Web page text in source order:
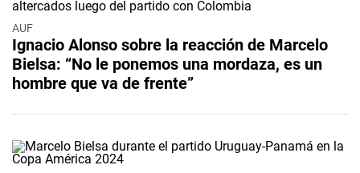
AUF
Ignacio Alonso sobre la reacción de Marcelo
Bielsa: “No le ponemos una mordaza, es un
hombre que va de frente”